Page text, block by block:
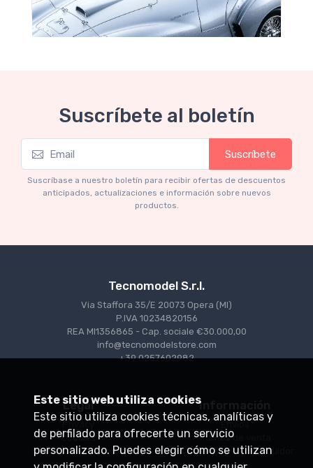
Ferrari 166 MM Abarth Metallic Silver Press
Version 1953 scala 1/18
Suscríbete al boletín
Suscríbete
Suscríbase a nuestro boletín para recibir ofertas de descuentos
anticipados, actualizaciones e información sobre nuevos
productos.
Tecnomodel S.r.l.
Via Staffora 35/E 20073 Opera (MI)
P.IVA 10234820156
REA MI1356865 - Cap. sociale €30.000,00
info@tecnomodelstore.com
+39 0257602982
Legal
Cookies
Condiciones de venta
Información
Puntos de venta
Conviértase en distribuidor
Este sitio web utiliza cookies
Este sitio utiliza cookies técnicas, analíticas y
de perfilado para ofrecerte un servicio
personalizado. Puedes elegir cómo se utilizan